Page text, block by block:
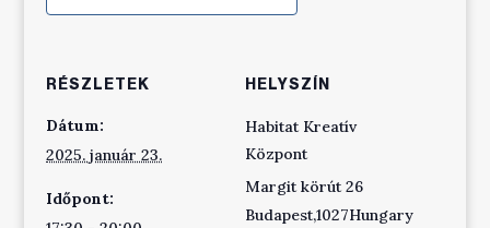
RÉSZLETEK
Dátum:
2025. január 23.
Időpont:
HELYSZÍN
Habitat Kreatív
Központ
Margit körút 26
Budapest,1027Hungary